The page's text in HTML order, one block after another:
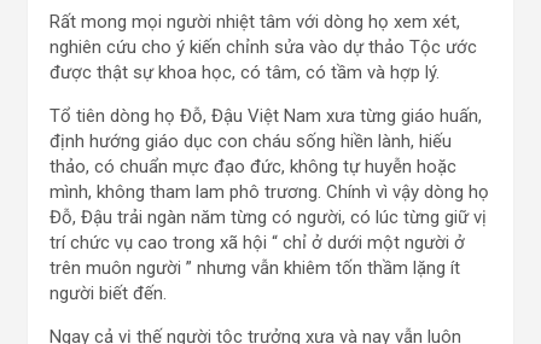
Rất mong mọi người nhiệt tâm với dòng họ xem xét,
nghiên cứu cho ý kiến chỉnh sửa vào dự thảo Tộc ước
được thật sự khoa học, có tâm, có tầm và hợp lý.
Tổ tiên dòng họ Đỗ, Đậu Việt Nam xưa từng giáo huấn,
định hướng giáo dục con cháu sống hiền lành, hiếu
thảo, có chuẩn mực đạo đức, không tự huyễn hoặc
mình, không tham lam phô trương. Chính vì vậy dòng họ
Đỗ, Đậu trải ngàn năm từng có người, có lúc từng giữ vị
trí chức vụ cao trong xã hội “ chỉ ở dưới một người ở
trên muôn người ” nhưng vẫn khiêm tốn thầm lặng ít
người biết đến.
Ngay cả vị thế người tộc trưởng xưa và nay vẫn luôn